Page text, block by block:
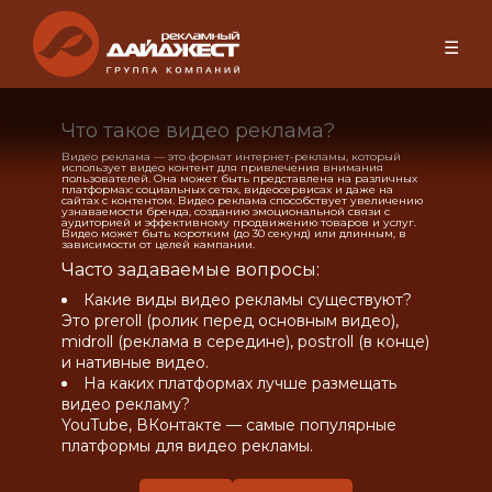
☰
Что такое видео реклама?
Видео реклама — это формат интернет-рекламы, который
использует видео контент для привлечения внимания
пользователей. Она может быть представлена на различных
платформах: социальных сетях, видеосервисах и даже на
сайтах с контентом. Видео реклама способствует увеличению
узнаваемости бренда, созданию эмоциональной связи с
аудиторией и эффективному продвижению товаров и услуг.
Видео может быть коротким (до 30 секунд) или длинным, в
зависимости от целей кампании.
Часто задаваемые вопросы:
Какие виды видео рекламы существуют?
Это preroll (ролик перед основным видео),
midroll (реклама в середине), postroll (в конце)
и нативные видео.
На каких платформах лучше размещать
видео рекламу?
YouTube, ВКонтакте — самые популярные
платформы для видео рекламы.